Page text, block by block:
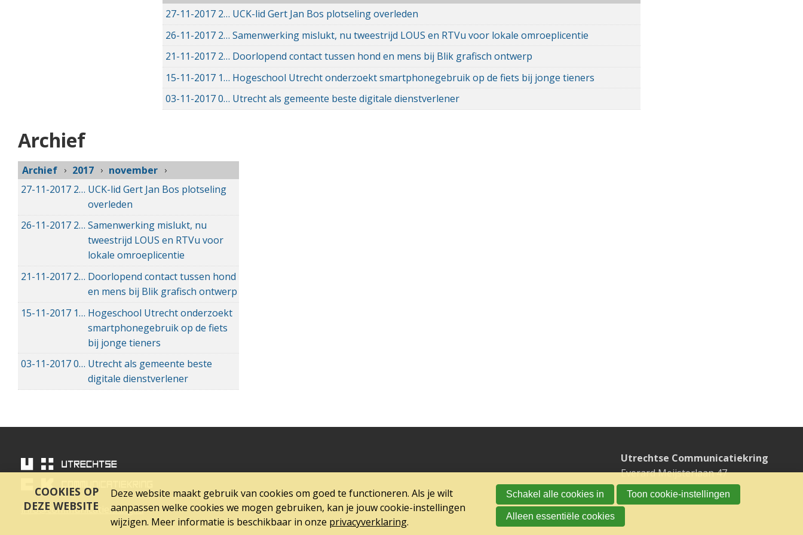
27-11-2017 27-11-2017 11:08
UCK-lid Gert Jan Bos plotseling overleden
26-11-2017 26-11-2017 13:49
Samenwerking mislukt, nu tweestrijd LOUS en RTVu voor lokale omroeplicentie
21-11-2017 21-11-2017 14:11
Doorlopend contact tussen hond en mens bij Blik grafisch ontwerp
15-11-2017 15-11-2017 16:53
Hogeschool Utrecht onderzoekt smartphonegebruik op de fiets bij jonge tieners
03-11-201703-11-2017 19:49 Utrecht als gemeente beste digitale dienstverlener
Archief
Archief 2017
november
27-11-2017 27-11-2017 11:08
UCK-lid Gert Jan Bos plotseling
overleden
26-11-2017 26-11-2017 13:49
Samenwerking mislukt, nu
tweestrijd LOUS en RTVu voor
lokale omroeplicentie
21-11-2017 21-11-2017 14:11
Doorlopend contact tussen hond
en mens bij Blik grafisch ontwerp
15-11-2017 15-11-2017 16:53
Hogeschool Utrecht onderzoekt
smartphonegebruik op de fiets
bij jonge tieners
03-11-201703-11-2017 19:49
Utrecht als gemeente beste
digitale dienstverlener
info@communicatiekring.nl
Utrechtse Communicatiekring
Everard Meijsterlaan 47
3533 CK UTRECHT
COOKIES OP
DEZE WEBSITE
Deze website maakt gebruik van cookies om goed te functioneren. Als je wilt
aanpassen welke cookies we mogen gebruiken, kan je jouw cookie-instellingen
wijzigen. Meer informatie is beschikbaar in onze privacyverklaring.
Schakel alle cookies in Toon cookie-instellingen
Alleen essentiële cookies